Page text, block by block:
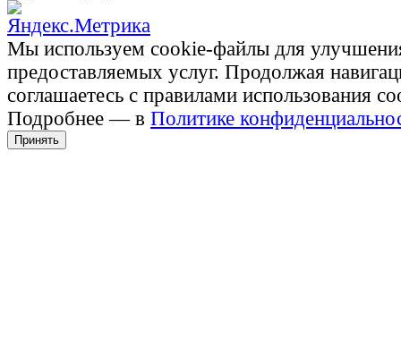
Мы используем cookie-файлы для
предоставляемых услуг. Продолжая
соглашаетесь с правилами использования
Подробнее — в Политике
Принять